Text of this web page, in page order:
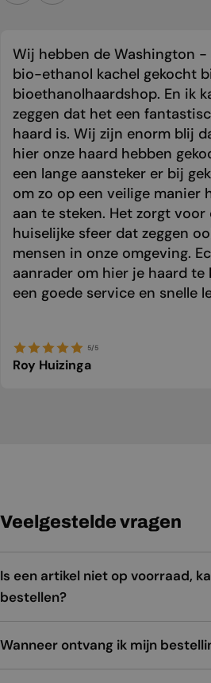
Wij hebben de Washington -
bio-ethanol kachel gekocht
bioethanolhaardshop. En ik
zeggen dat het een
haard is. Wij zijn enorm blij
hier onze haard hebben
een lange aansteker er bij
om zo op een veilige manier
aan te steken. Het zorgt voor
huiselijke sfeer dat zeggen
mensen in onze omgeving.
aanrader om hier je haard te
een goede service en snelle
5/5
Roy Huizinga
Veelgestelde vragen
Is een artikel niet op voorraad,
bestellen?
Wanneer ontvang ik mijn